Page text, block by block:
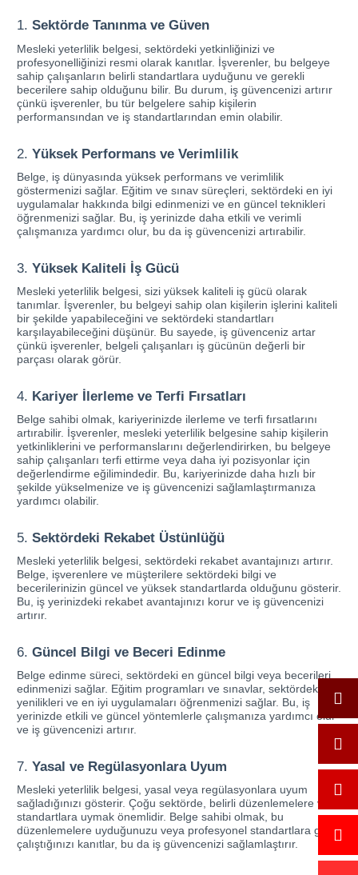
1. Sektörde Tanınma ve Güven
Mesleki yeterlilik belgesi, sektördeki yetkinliğinizi ve
profesyonelliğinizi resmi olarak kanıtlar. İşverenler, bu belgeye
sahip çalışanların belirli standartlara uyduğunu ve gerekli
becerilere sahip olduğunu bilir. Bu durum, iş güvencenizi artırır
çünkü işverenler, bu tür belgelere sahip kişilerin
performansından ve iş standartlarından emin olabilir.
2. Yüksek Performans ve Verimlilik
Belge, iş dünyasında yüksek performans ve verimlilik
göstermenizi sağlar. Eğitim ve sınav süreçleri, sektördeki en iyi
uygulamalar hakkında bilgi edinmenizi ve en güncel teknikleri
öğrenmenizi sağlar. Bu, iş yerinizde daha etkili ve verimli
çalışmanıza yardımcı olur, bu da iş güvencenizi artırabilir.
3. Yüksek Kaliteli İş Gücü
Mesleki yeterlilik belgesi, sizi yüksek kaliteli iş gücü olarak
tanımlar. İşverenler, bu belgeyi sahip olan kişilerin işlerini kaliteli
bir şekilde yapabileceğini ve sektördeki standartları
karşılayabileceğini düşünür. Bu sayede, iş güvenceniz artar
çünkü işverenler, belgeli çalışanları iş gücünün değerli bir
parçası olarak görür.
4. Kariyer İlerleme ve Terfi Fırsatları
Belge sahibi olmak, kariyerinizde ilerleme ve terfi fırsatlarını
artırabilir. İşverenler, mesleki yeterlilik belgesine sahip kişilerin
yetkinliklerini ve performanslarını değerlendirirken, bu belgeye
sahip çalışanları terfi ettirme veya daha iyi pozisyonlar için
değerlendirme eğilimindedir. Bu, kariyerinizde daha hızlı bir
şekilde yükselmenize ve iş güvencenizi sağlamlaştırmanıza
yardımcı olabilir.
5. Sektördeki Rekabet Üstünlüğü
Mesleki yeterlilik belgesi, sektördeki rekabet avantajınızı artırır.
Belge, işverenlere ve müşterilere sektördeki bilgi ve
becerilerinizin güncel ve yüksek standartlarda olduğunu gösterir.
Bu, iş yerinizdeki rekabet avantajınızı korur ve iş güvencenizi
artırır.
6. Güncel Bilgi ve Beceri Edinme
Belge edinme süreci, sektördeki en güncel bilgi veya becerileri
edinmenizi sağlar. Eğitim programları ve sınavlar, sektördeki
yenilikleri ve en iyi uygulamaları öğrenmenizi sağlar. Bu, iş
yerinizde etkili ve güncel yöntemlerle çalışmanıza yardımcı olur
ve iş güvencenizi artırır.
7. Yasal ve Regülasyonlara Uyum
Mesleki yeterlilik belgesi, yasal veya regülasyonlara uyum
sağladığınızı gösterir. Çoğu sektörde, belirli düzenlemelere veya
standartlara uymak önemlidir. Belge sahibi olmak, bu
düzenlemelere uyduğunuzu veya profesyonel standartlara göre
çalıştığınızı kanıtlar, bu da iş güvencenizi sağlamlaştırır.